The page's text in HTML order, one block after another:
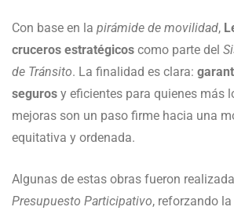
Con base en la pirámide de movilidad,
cruceros estratégicos como parte del
de Tránsito. La finalidad es clara:
seguros y eficientes para quienes más
mejoras son un paso firme hacia una
equitativa y ordenada.
Algunas de estas obras fueron
Presupuesto Participativo, reforzando